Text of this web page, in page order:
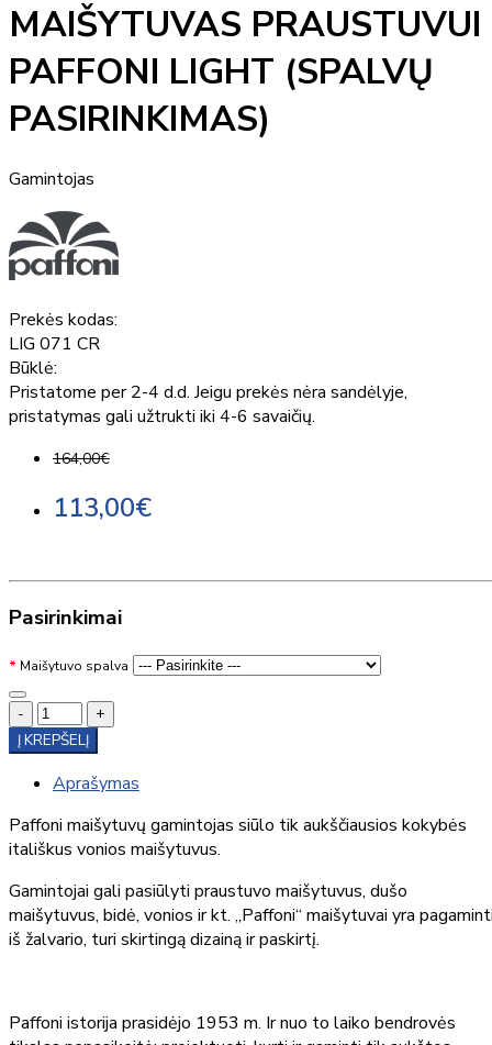
MAIŠYTUVAS PRAUSTUVUI
PAFFONI LIGHT (SPALVŲ
PASIRINKIMAS)
Gamintojas
Prekės kodas:
LIG 071 CR
Būklė:
Pristatome per 2-4 d.d. Jeigu prekės nėra sandėlyje,
pristatymas gali užtrukti iki 4-6 savaičių.
164,00€
113,00€
Pasirinkimai
Maišytuvo spalva
-
+
Į KREPŠELĮ
Aprašymas
Paffoni maišytuvų gamintojas siūlo tik aukščiausios kokybės
itališkus vonios maišytuvus.
Gamintojai gali pasiūlyti praustuvo maišytuvus, dušo
maišytuvus, bidė, vonios ir kt. „Paffoni“ maišytuvai yra
iš žalvario, turi skirtingą dizainą ir paskirtį.
Paffoni istorija prasidėjo 1953 m. Ir nuo to laiko bendrovės